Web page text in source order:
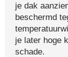
je dak
beschermd
je later hoge
schade.